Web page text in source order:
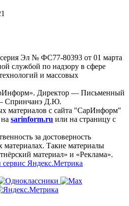
Эл № ФС77-80393 от 01 марта
службой по надзору в сфере
и массовых
Директор — Письменный
Спринчанэ Д.Ю.
материалов с сайта "СарИнформ"
sarinform.ru или на страницу с
за достоверность
Такие материалы
материал» и «Реклама».
сервиc Яндекс.Метрика